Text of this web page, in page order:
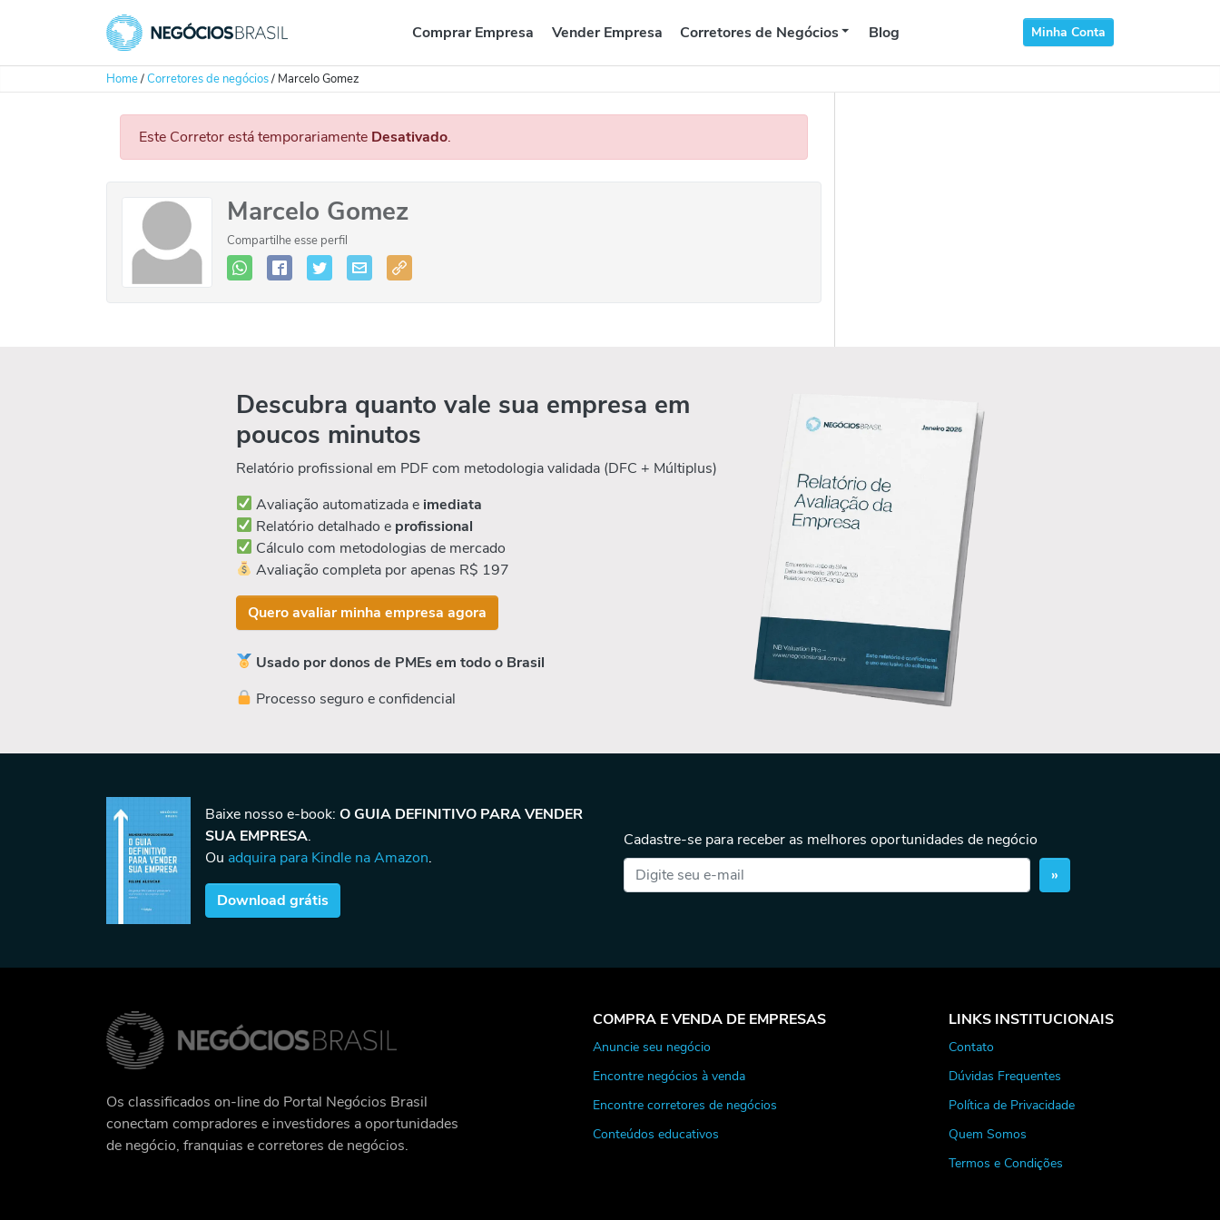
Comprar Empresa Vender Empresa Corretores de Negócios Blog Minha Conta
Home/Corretores de negócios/ Marcelo Gomez
Este Corretor está temporariamente Desativado.
Marcelo Gomez
Compartilhe esse perfil
Descubra quanto vale sua empresa em
poucos minutos
Relatório profissional em PDF com metodologia validada (DFC + Múltiplus)
Avaliação automatizada e imediata
Relatório detalhado e profissional
Cálculo com metodologias de mercado
Avaliação completa por apenas R$ 197
Quero avaliar minha empresa agora
Usado por donos de PMEs em todo o Brasil
Processo seguro e confidencial
Baixe nosso e-book: O GUIA DEFINITIVO PARA VENDER
SUA EMPRESA.
Ou adquira para Kindle na Amazon.
Download grátis
Cadastre-se para receber as melhores oportunidades de negócio
»
Os classificados on-line do Portal Negócios Brasil
conectam compradores e investidores a oportunidades
de negócio, franquias e corretores de negócios.
COMPRA E VENDA DE EMPRESAS
Anuncie seu negócio
Encontre negócios à venda
Encontre corretores de negócios
Conteúdos educativos
LINKS INSTITUCIONAIS
Contato
Dúvidas Frequentes
Política de Privacidade
Quem Somos
Termos e Condições